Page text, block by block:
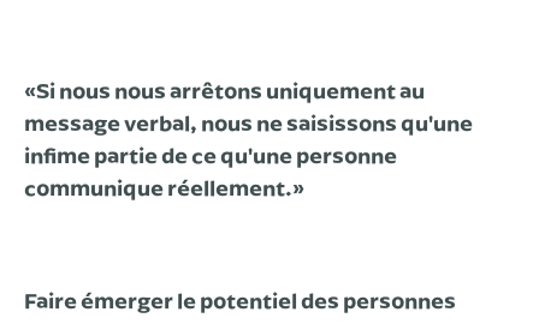
«Si nous nous arrêtons uniquement au
message verbal, nous ne saisissons qu'une
infime partie de ce qu'une personne
communique réellement.»
Faire émerger le potentiel des personnes